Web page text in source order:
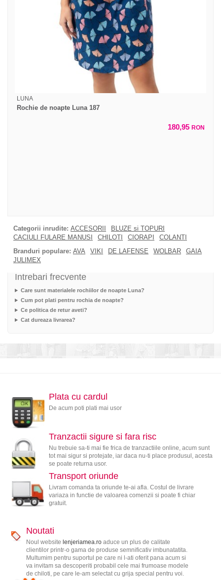
LUNA
Rochie de noapte Luna 187
180,95 RON
Categorii inrudite: ACCESORII
BLUZE si TOPURI
CACIULI FULARE MANUSI
CHILOTI CIORAPI
COLANTI
Branduri populare: AVA VIKI DE LAFENSE WOLBAR
GAIA
JULIMEX
Intrebari frecvente
Care sunt materialele rochiilor de noapte Luna?
Cum pot plati pentru rochia de noapte?
Ce politica de retur aveti?
Cat dureaza livrarea?
Plata cu cardul
De acum poti plati mai usor
Tranzactii sigure si fara risc
Nu trebuie sa-ti mai fie frica de tranzactiile online, acum sunt
tot mai sigur si protejate, iar daca nu-ti place produsul, acesta
se poate returna usor.
Transport oriunde
Livram comanda ta oriunde te-ai afla. Costul de livrare
variaza in functie de valoarea comenzii si poate fi chiar
gratuit.
Noutati
Noul website lenjeriamea.roaduce un plus de calitate
clientilor printr-o gama de produse semnificativ imbunatatita.
Multumim pentru suportul pe care ni l-ati oferit pana acum si
va invitam sa descoperiti probabil cele mai frumoase modele
de chiloti, pe care le-am selectat cu grija special pentru voi.